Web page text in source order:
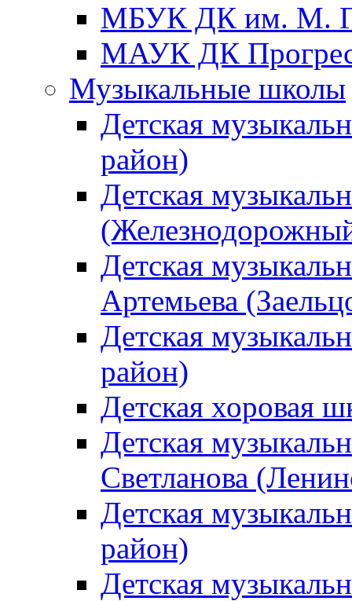
МБУК ДК им. М.
МАУК ДК
Музыкальные школы
Детская
район)
Детская
Детская
Артемьева
Детская
район)
Детская хоровая
Детская
Светланова
Детская
район)
Детская